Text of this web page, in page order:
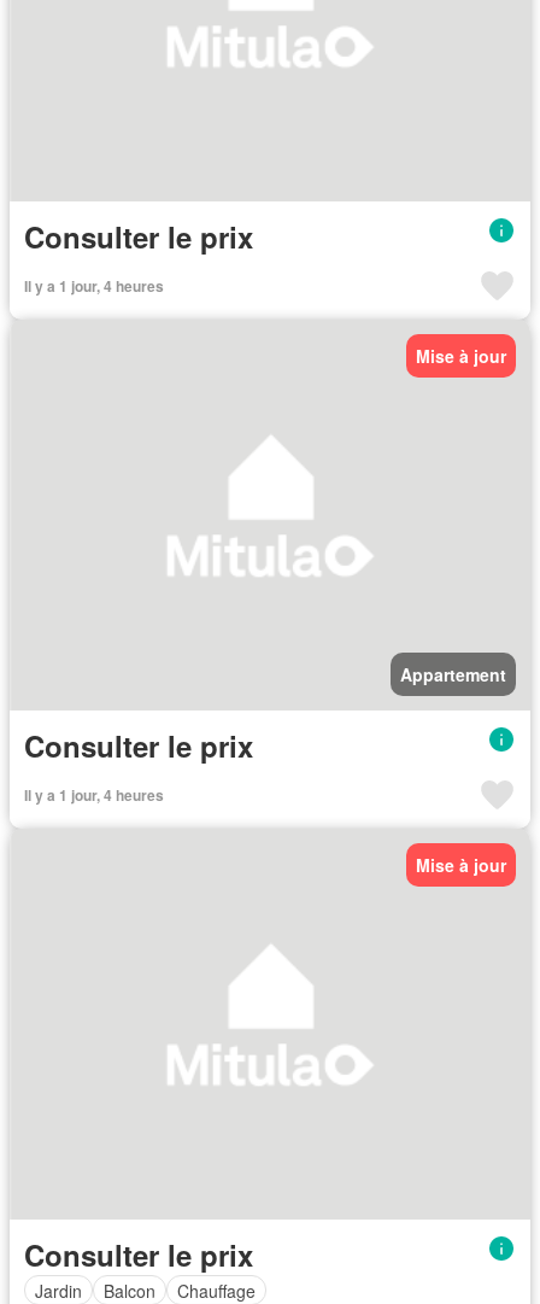
Consulter le prix
Il y a 1 jour, 4 heures
Mise à jour
Appartement
Consulter le prix
Il y a 1 jour, 4 heures
Mise à jour
Consulter le prix
Jardin Balcon Chauffage